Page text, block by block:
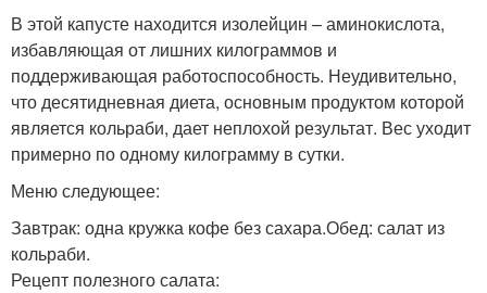
В этой капусте находится изолейцин – аминокислота,
избавляющая от лишних килограммов и
поддерживающая работоспособность. Неудивительно,
что десятидневная диета, основным продуктом которой
является кольраби, дает неплохой результат. Вес уходит
примерно по одному килограмму в сутки.
Меню следующее:
Завтрак: одна кружка кофе без сахара.Обед: салат из
кольраби.
Рецепт полезного салата: